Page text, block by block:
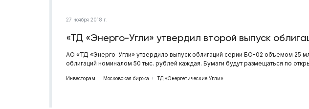
27 ноября 2018 г.
«ТД «Энерго-Угли» утвердил второй выпуск
АО «ТД «Энерго-Угли» утвердило выпуск облигаций серии БО-02 объемом 25
облигаций номиналом 50 тыс. рублей каждая. Бумаги будут размещаться по
Инвесторам Московская биржа ТД «Энергетические Угли»